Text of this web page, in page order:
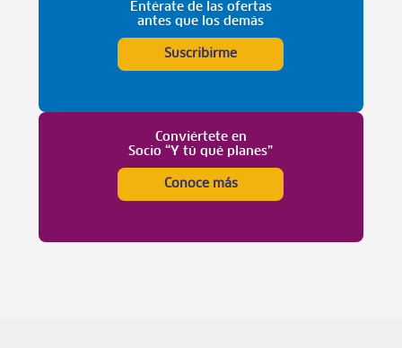
Entérate de las ofertas
antes que los demás
Suscribirme
Conviértete en
Socio “Y tú qué planes”
Conoce más